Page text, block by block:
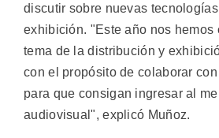
discutir sobre nuevas
exhibición. "Este año nos hemos
tema de la distribución y
con el propósito de colaborar
para que consigan ingresar al
audiovisual", explicó Muñoz.